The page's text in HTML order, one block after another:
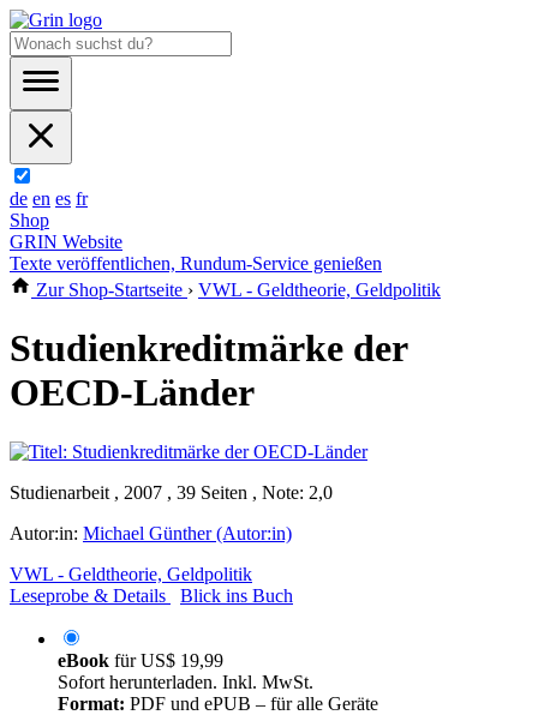
de en es fr
Shop
GRIN Website
Texte veröffentlichen, Rundum-Service genießen
Zur Shop-Startseite › VWL - Geldtheorie, Geldpolitik
Studienkreditmärke der
OECD-Länder
Studienarbeit , 2007 , 39 Seiten , Note: 2,0
Autor:in: Michael Günther (Autor:in)
VWL - Geldtheorie, Geldpolitik
Leseprobe & Details
Blick ins Buch
eBook fürUS$ 19,99
Sofort herunterladen. Inkl. MwSt.
Format: PDF und ePUB – für alle Geräte